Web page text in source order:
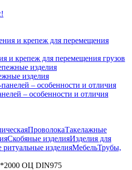
и крепеж для перемещения грузов
изделия
– особенности и отличия
ПроволокаТакелажные
Скобяные изделияИзделия для
изделияМебельТрубы,
ОЦ DIN975